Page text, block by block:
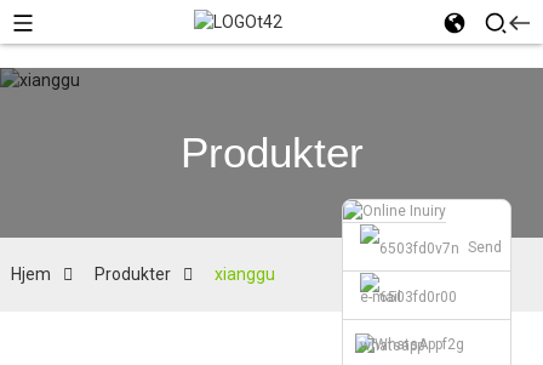
Send
e-mail
whatsapp
Produkter
Hjem Produkter xianggu